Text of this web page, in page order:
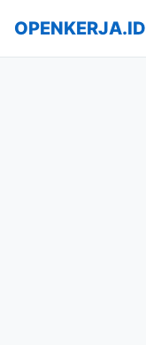
OPENKERJA.ID